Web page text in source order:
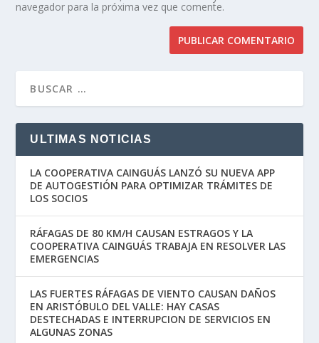
navegador para la próxima vez que comente.
ULTIMAS NOTICIAS
LA COOPERATIVA CAINGUÁS LANZÓ SU NUEVA APP
DE AUTOGESTIÓN PARA OPTIMIZAR TRÁMITES DE
LOS SOCIOS
RÁFAGAS DE 80 KM/H CAUSAN ESTRAGOS Y LA
COOPERATIVA CAINGUÁS TRABAJA EN RESOLVER LAS
EMERGENCIAS
LAS FUERTES RÁFAGAS DE VIENTO CAUSAN DAÑOS
EN ARISTÓBULO DEL VALLE: HAY CASAS
DESTECHADAS E INTERRUPCION DE SERVICIOS EN
ALGUNAS ZONAS